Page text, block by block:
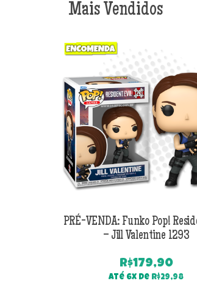
Mais Vendidos
PRÉ-VENDA: Funko Pop!
– Jill Valentine 1293
R$179,90
Até 6x de R$29,98